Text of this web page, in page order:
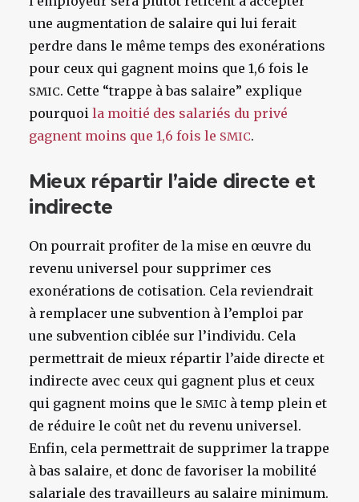
une augmentation de salaire qui lui ferait
perdre dans le même temps des exonérations
pour ceux qui gagnent moins que 1,6 fois le
SMIC. Cette “trappe à bas salaire” explique
pourquoi la moitié des salariés du privé
gagnent moins que 1,6 fois le SMIC.
Mieux répartir l’aide directe et
indirecte
On pourrait profiter de la mise en œuvre du
revenu universel pour supprimer ces
exonérations de cotisation. Cela reviendrait
à remplacer une subvention à l’emploi par
une subvention ciblée sur l’individu. Cela
permettrait de mieux répartir l’aide directe et
indirecte avec ceux qui gagnent plus et ceux
qui gagnent moins que le SMIC à temp plein et
de réduire le coût net du revenu universel.
Enfin, cela permettrait de supprimer la trappe
à bas salaire, et donc de favoriser la mobilité
salariale des travailleurs au salaire minimum.